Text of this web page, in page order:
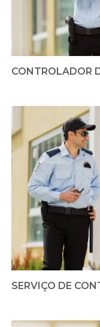
CONTROLADOR
SERVIÇO DE